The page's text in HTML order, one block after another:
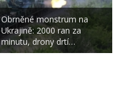
Obrněné monstrum na
Ukrajině: 2000 ran za
minutu, drony drtí…